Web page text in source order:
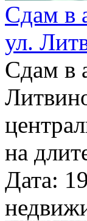
Сдам в
ул.
Сдам в
на
Дата: